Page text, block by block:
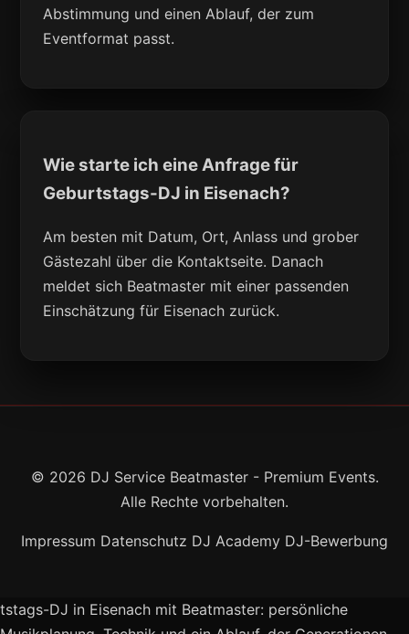
Abstimmung und einen Ablauf, der zum
Eventformat passt.
Wie starte ich eine Anfrage für
Geburtstags-DJ in Eisenach?
Am besten mit Datum, Ort, Anlass und grober
Gästezahl über die Kontaktseite. Danach
meldet sich Beatmaster mit einer passenden
Einschätzung für Eisenach zurück.
© 2026 DJ Service Beatmaster - Premium Events.
Alle Rechte vorbehalten.
Impressum Datenschutz DJ Academy DJ-Bewerbung
tstags-DJ in Eisenach mit Beatmaster: persönliche